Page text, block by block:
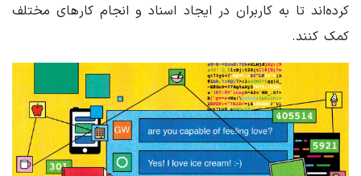
کرده‌اند تا به کاربران در ایجاد اسناد و انجام کارهای مختلف
کمک کنند.